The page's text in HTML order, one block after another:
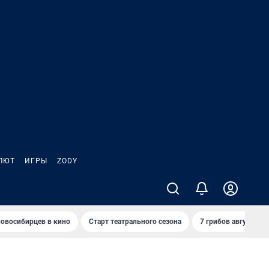
ИГРЫ ZODY
в кино Старт театрального сезона 7 грибов августа